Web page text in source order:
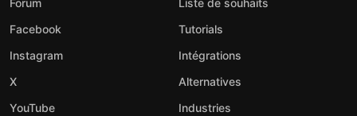
Forum
Facebook
Instagram
X
YouTube
Liste de souhaits
Tutorials
Intégrations
Alternatives
Industries